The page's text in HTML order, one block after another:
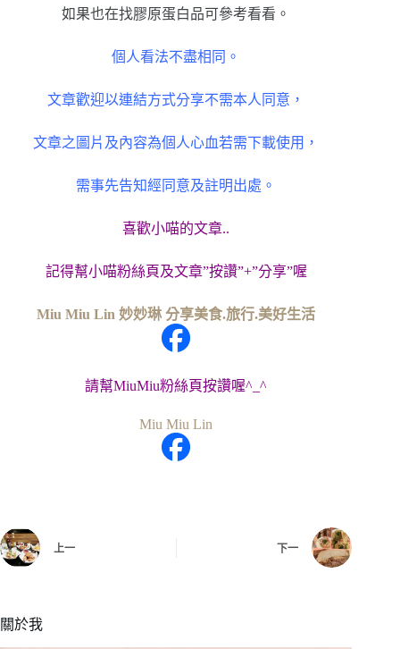
如果也在找膠原蛋白品可參考看看。
個人看法不盡相同。
文章歡迎以連結方式分享不需本人同意，
文章之圖片及內容為個人心血若需下載使用，
需事先告知經同意及註明出處。
喜歡小喵的文章..
記得幫小喵粉絲頁及文章”按讚”+”分享”喔
Miu Miu Lin 妙妙琳 分享美食.旅行.美好生活
請幫MiuMiu粉絲頁按讚喔^_^
Miu Miu Lin
上一 下一
關於我